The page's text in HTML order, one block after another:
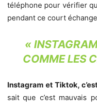
téléphone pour vérifier
pendant ce court
«
COMME LES
Instagram et Tiktok,
sait que c’est mauvais